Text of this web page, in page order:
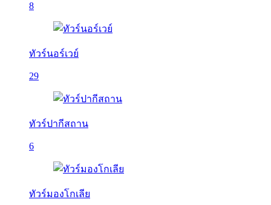
8
ทัวร์นอร์เวย์
29
ทัวร์ปากีสถาน
6
ทัวร์มองโกเลีย